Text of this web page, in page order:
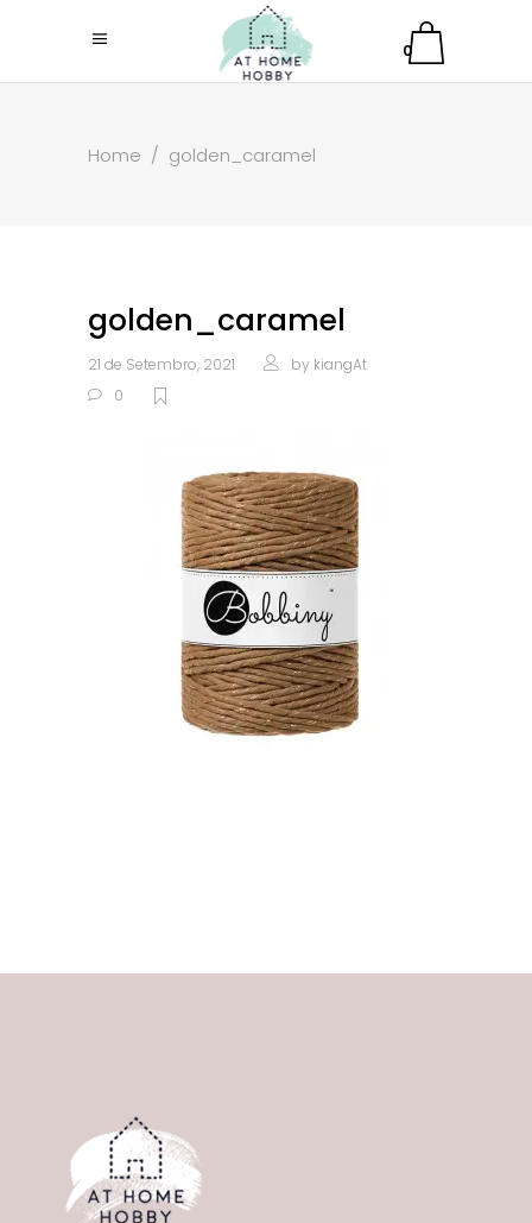
0
Home / golden_caramel
golden_caramel
21 de Setembro, 2021 by kiangAt
0